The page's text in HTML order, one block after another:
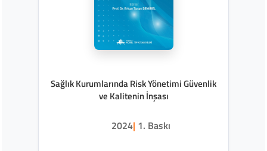
Sağlık Kurumlarında Risk Yönetimi Güvenlik
ve Kalitenin İnşası
2024| 1. Baskı